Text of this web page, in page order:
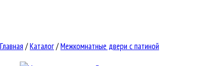
Главная /Каталог/Межкомнатные двери с патиной